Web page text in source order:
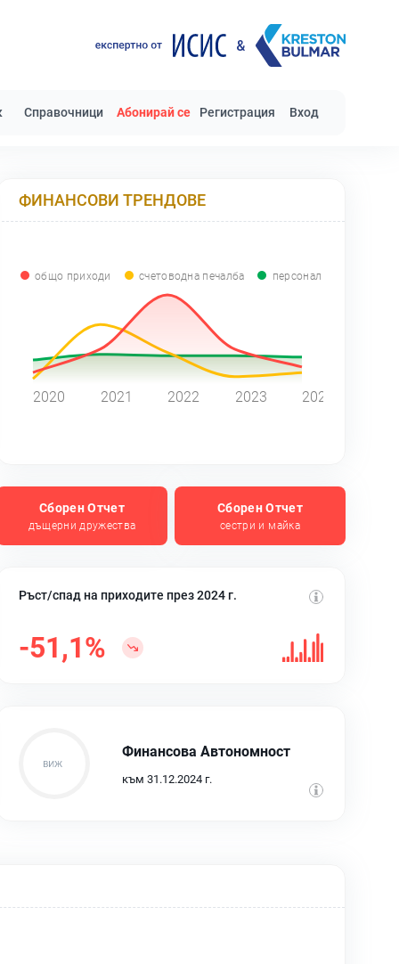
Справочници Абонирай се Регистрация Вход
ФИНАНСОВИ ТРЕНДОВЕ
общо приходи счетоводна печалба персонал
2020 2021 2022 2023 2024
Сборен Отчет
дъщерни дружества
Сборен Отчет
сестри и майка
Ръст/спад на приходите през 2024 г.
-51,1%
Финансова Автономност
към 31.12.2024 г.